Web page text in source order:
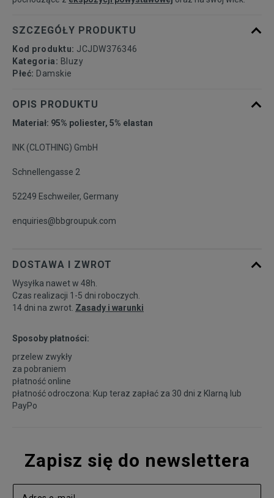
SZCZEGÓŁY PRODUKTU
Kod produktu: JCJDW376346
Kategoria: Bluzy
Płeć: Damskie
OPIS PRODUKTU
Materiał: 95% poliester, 5% elastan
INK (CLOTHING) GmbH
Schnellengasse 2
52249 Eschweiler, Germany
enquiries@bbgroupuk.com
DOSTAWA I ZWROT
Wysyłka nawet w 48h.
Czas realizacji 1-5 dni roboczych.
14 dni na zwrot. Zasady i warunki
Sposoby płatności:
przelew zwykły
za pobraniem
płatność online
płatność odroczona: Kup teraz zapłać za 30 dni z Klarną lub
PayPo
Zapisz się do newslettera